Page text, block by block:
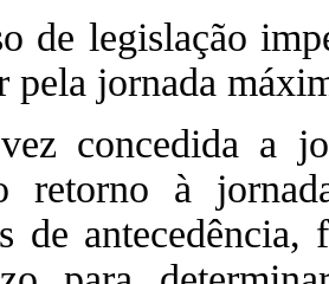
de legislação
pela jornada
concedida a
retorno à
de